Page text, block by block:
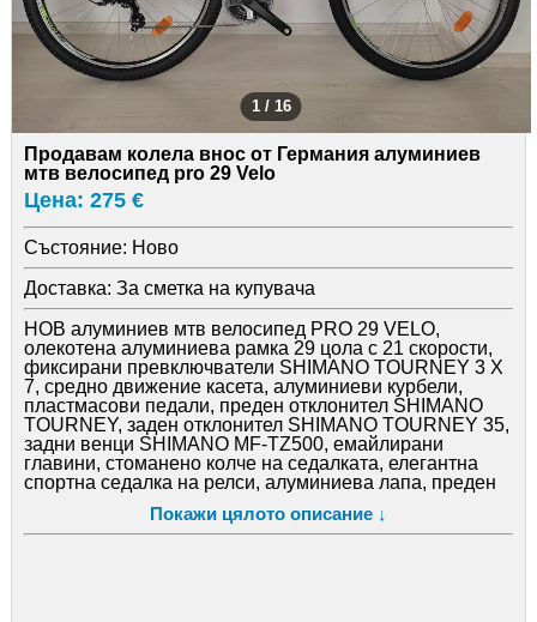
1 / 16
Продавам колела внос от Германия алуминиев
мтв велосипед pro 29 Velo
Цена: 275 €
Състояние: Ново
Доставка: За сметка на купувача
НОВ алуминиев мтв велосипед PRO 29 VELO,
олекотена алуминиева рамка 29 цола с 21 скорости,
фиксирани превключватели SHIMANO TOURNEY 3 X
7, средно движение касета, алуминиеви курбели,
пластмасови педали, преден отклонител SHIMANO
TOURNEY, заден отклонител SHIMANO TOURNEY 35,
задни венци SHIMANO MF-TZ500, емайлирани
главини, стоманено колче на седалката, елегантна
спортна седалка на релси, алуминиева лапа, преден
капли, никилирани спици, алуминиеви вибрейк
спирачки, гуми със спортен грайфер 29 х 2,10, размер
Покажи цялото описание ↓